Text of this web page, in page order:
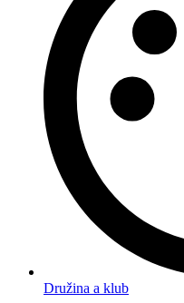
Družina a klub